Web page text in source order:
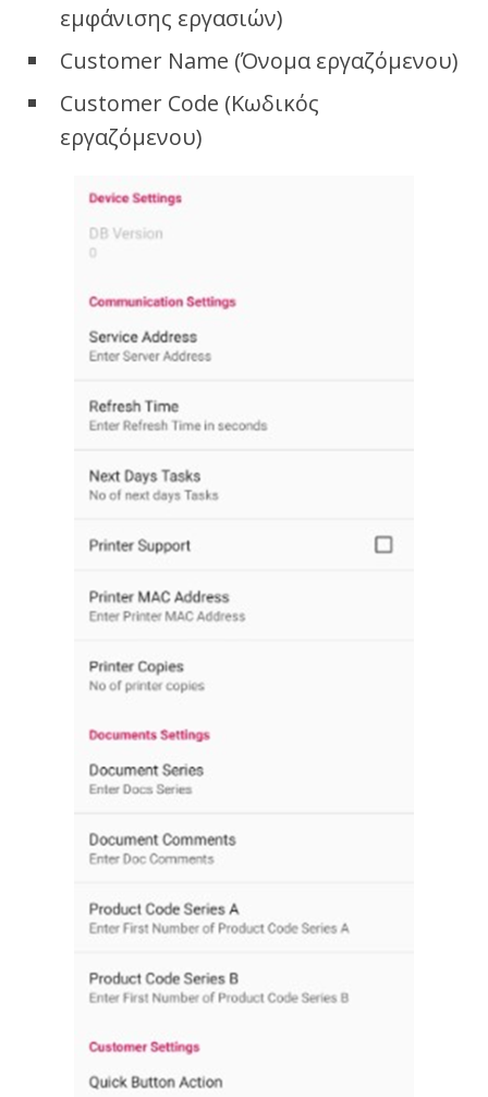
εμφάνισης εργασιών)
Customer Name (Όνομα εργαζόμενου)
Customer Code (Κωδικός
εργαζόμενου)